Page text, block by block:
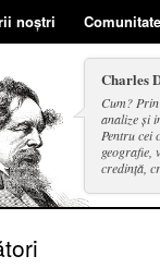
noștri
Charles
Cum?
analize și
Pentru cei
geografie,
credință,